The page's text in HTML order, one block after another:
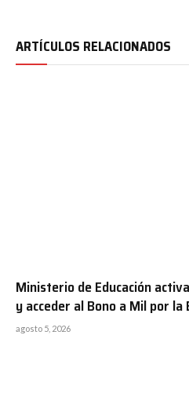
ARTÍCULOS RELACIONADOS
Ministerio de Educación
y acceder al Bono a Mil por
agosto 5, 2026